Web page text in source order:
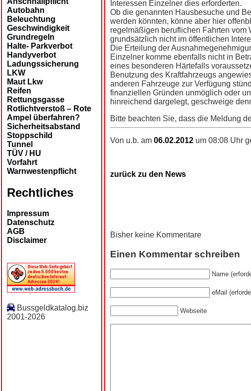
Autobahn
Beleuchtung
Geschwindigkeit
Grundregeln
Halte- Parkverbot
Handyverbot
Ladungssicherung
LKW
Maut Lkw
Reifen
Rettungsgasse
Rotlichtverstoß – Rote
Ampel überfahren?
Sicherheitsabstand
Stoppschild
Tunnel
TÜV / HU
Vorfahrt
Warnwestenpflicht
Rechtliches
Impressum
Datenschutz
AGB
Disclaimer
Bussgeldkatalog.biz
2001-2026
Interessen Einzelner dies erforderten.
Ob die genannten Hausbesuche und
werden könnten, könne aber hier
regelmäßigen beruflichen Fahrten vom
grundsätzlich nicht im öffentlichen
Die Erteilung der
Einzelner komme ebenfalls nicht in
eines besonderen Härtefalls
Benutzung des Kraftfahrzeugs
anderen Fahrzeuge zur Verfügung
finanziellen Gründen unmöglich oder
hinreichend dargelegt, geschweige
Bitte beachten Sie, dass die Meldung
Von u.b. am 06.02.2012 um 08:08 Uhr
zurück zu den News
Bisher keine Kommentare
Einen Kommentar schreiben
Name
eMail
Webseite